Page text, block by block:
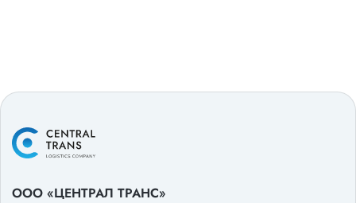
ООО «ЦЕНТРАЛ ТРАНС»